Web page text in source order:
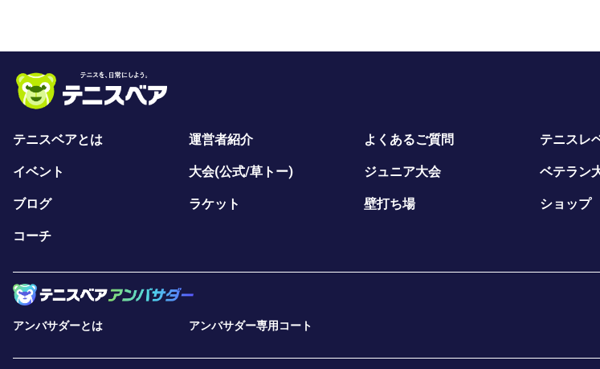
テニスベアとは 運営者紹介 よくあるご質問 テニスレ
イベント 大会(公式/草トー) ジュニア大会 ベテラン
ブログ ラケット 壁打ち場 ショップ
コーチ
アンバサダーとは アンバサダー専用コート